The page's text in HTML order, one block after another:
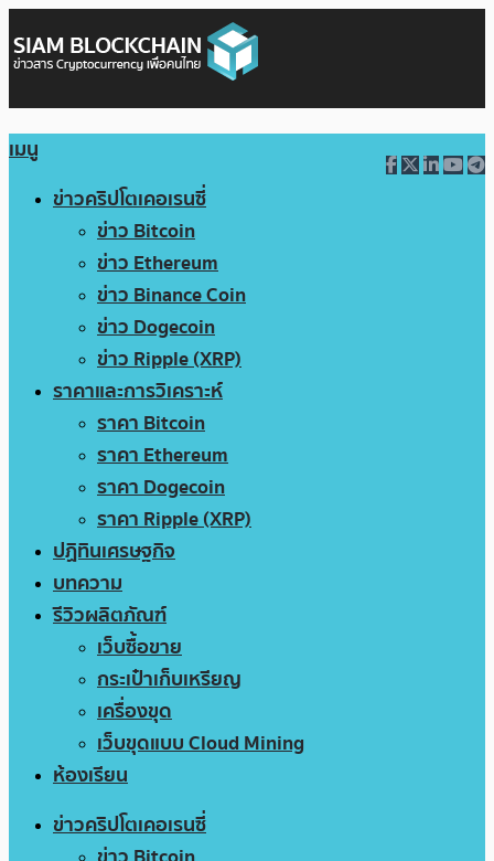
เมนู
ข่าวคริปโตเคอเรนซี่
ข่าว Bitcoin
ข่าว Ethereum
ข่าว Binance Coin
ข่าว Dogecoin
ข่าว Ripple (XRP)
ราคาและการวิเคราะห์
ราคา Bitcoin
ราคา Ethereum
ราคา Dogecoin
ราคา Ripple (XRP)
ปฏิทินเศรษฐกิจ
บทความ
รีวิวผลิตภัณฑ์
เว็บซื้อขาย
กระเป๋าเก็บเหรียญ
เครื่องขุด
เว็บขุดแบบ Cloud Mining
ห้องเรียน
ข่าวคริปโตเคอเรนซี่